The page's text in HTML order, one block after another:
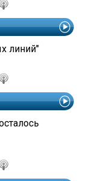
линий"